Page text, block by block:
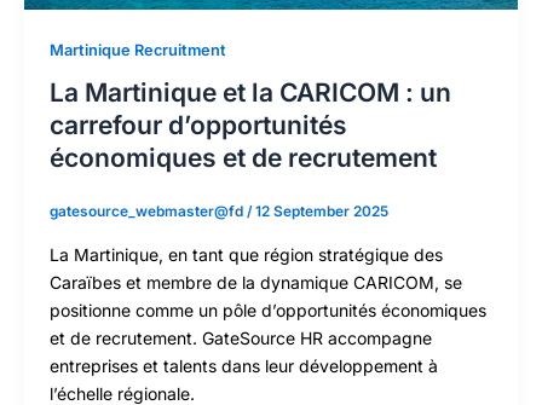
Martinique Recruitment
La Martinique et la CARICOM : un
carrefour d’opportunités
économiques et de recrutement
gatesource_webmaster@fd /12 September 2025
La Martinique, en tant que région stratégique des
Caraïbes et membre de la dynamique CARICOM, se
positionne comme un pôle d’opportunités économiques
et de recrutement. GateSource HR accompagne
entreprises et talents dans leur développement à
l’échelle régionale.